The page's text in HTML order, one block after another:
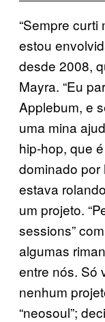
“Sempre
estou
desde 2008,
Mayra. “Eu
Applebum, e
uma mina
hip-hop, que
dominado por
estava
um projeto.
sessions”
algumas
entre nós. Só
nenhum
“neosoul”;